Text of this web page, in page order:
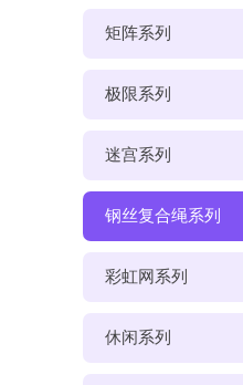
矩阵系列
极限系列
迷宫系列
钢丝复合绳系列
彩虹网系列
休闲系列